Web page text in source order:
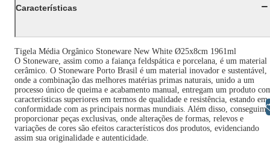
Características
Tigela Média Orgânico Stoneware New White Ø25x8cm 1961ml
O Stoneware, assim como a faiança feldspática e porcelana, é um material
cerâmico. O Stoneware Porto Brasil é um material inovador e sustentável,
onde a combinação das melhores matérias primas naturais, unido a um
processo único de queima e acabamento manual, entregam um produto
características superiores em termos de qualidade e resistência, estando em
conformidade com as principais normas mundiais. Além disso,
proporcionar peças exclusivas, onde alterações de formas, relevos e
variações de cores são efeitos característicos dos produtos, evidenciando
assim sua originalidade e autenticidade.
Libras